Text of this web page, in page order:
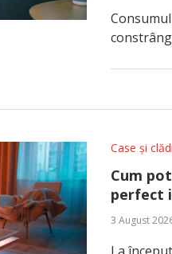
Case și
Cum
perfect
3 August